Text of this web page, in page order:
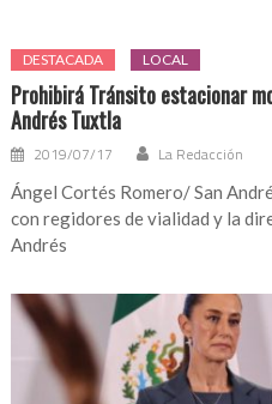
DESTACADA LOCAL
Prohibirá Tránsito estacionar
Andrés Tuxtla
2019/07/17 La Redacción
Ángel Cortés Romero/ San
con regidores de vialidad y la
Andrés